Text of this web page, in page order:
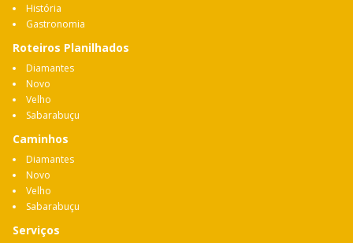
História
Gastronomia
Roteiros Planilhados
Diamantes
Novo
Velho
Sabarabuçu
Caminhos
Diamantes
Novo
Velho
Sabarabuçu
Serviços